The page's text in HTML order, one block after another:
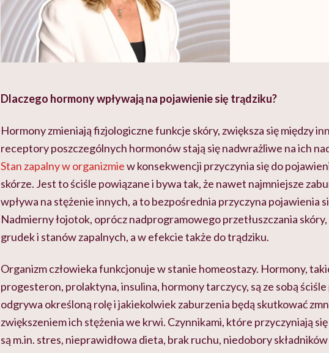
Dlaczego hormony wpływają na pojawienie się trądziku?
Hormony zmieniają fizjologiczne funkcje skóry, zwiększa się między
receptory poszczególnych hormonów stają się nadwrażliwe na ich
Stan zapalny w organizmiew konsekwencji przyczynia się do
skórze. Jest to ściśle powiązane i bywa tak, że nawet najmniejsze
wpływa na stężenie innych, a to bezpośrednia przyczyna pojawienia
Nadmierny łojotok, oprócz nadprogramowego przetłuszczania
grudek i stanów zapalnych, a w efekcie także do trądziku.
Organizm człowieka funkcjonuje w stanie homeostazy. Hormony,
progesteron, prolaktyna, insulina, hormony tarczycy, są ze sobą
odgrywa określoną rolę i jakiekolwiek zaburzenia będą skutkować
zwiększeniem ich stężenia we krwi. Czynnikami, które przyczyniają
są m.in. stres, nieprawidłowa dieta, brak ruchu, niedobory